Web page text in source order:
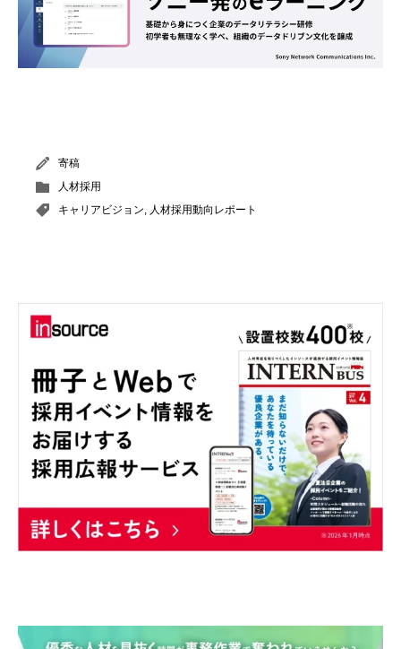
寄稿
人材採用
キャリアビジョン
人材採用動向レポート